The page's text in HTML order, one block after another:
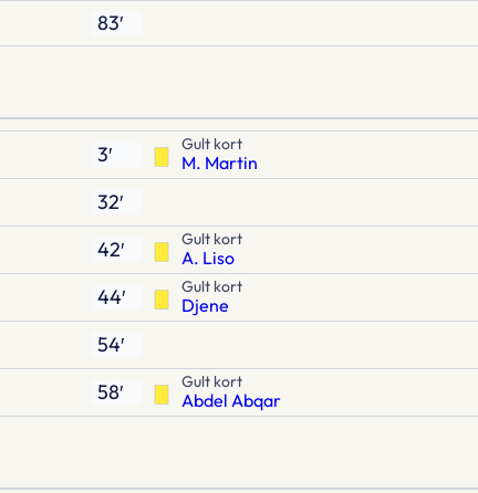
83′
3′ Gult kort
M. Martin
32′
42′
Gult kort
A. Liso
44′ Gult kort
Djene
54′
58′
Gult kort
Abdel Abqar